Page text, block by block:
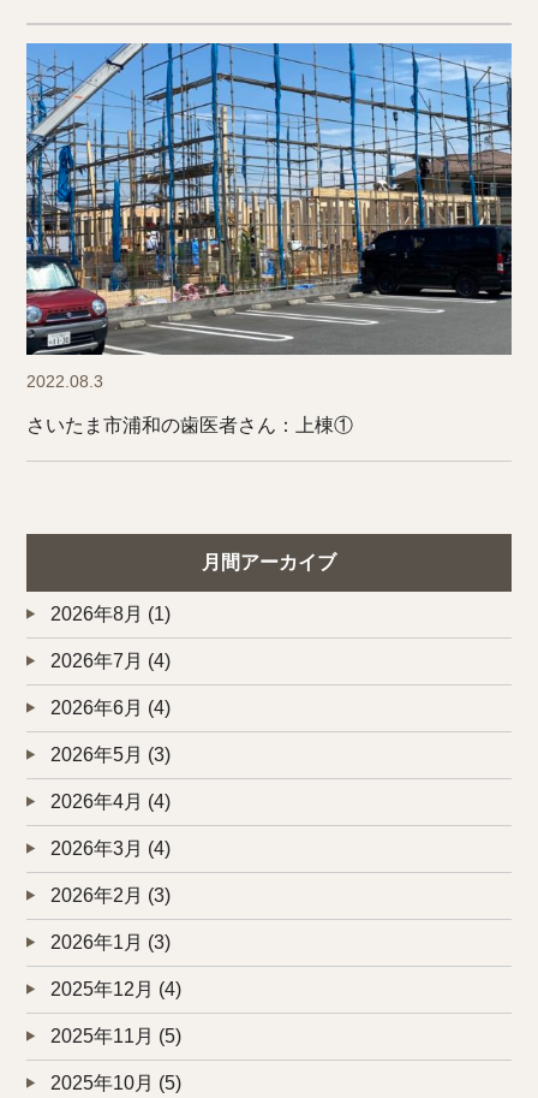
2022.08.3
さいたま市浦和の歯医者さん：上棟①
月間アーカイブ
2026年8月 (1)
2026年7月 (4)
2026年6月 (4)
2026年5月 (3)
2026年4月 (4)
2026年3月 (4)
2026年2月 (3)
2026年1月 (3)
2025年12月 (4)
2025年11月 (5)
2025年10月 (5)